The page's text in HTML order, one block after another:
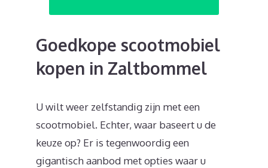
Goedkope scootmobiel
kopen in Zaltbommel
U wilt weer zelfstandig zijn met een
scootmobiel. Echter, waar baseert u de
keuze op? Er is tegenwoordig een
gigantisch aanbod met opties waar u